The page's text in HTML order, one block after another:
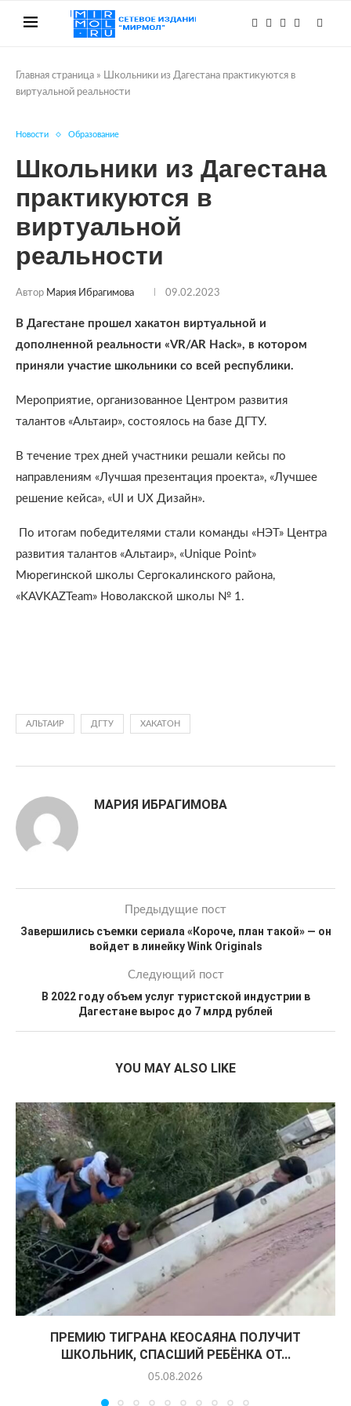
Главная страница » Школьники из Дагестана практикуются в
виртуальной реальности
Новости Образование
Школьники из Дагестана
практикуются в
виртуальной
реальности
Автор Мария Ибрагимова 09.02.2023
В Дагестане прошел хакатон виртуальной и
дополненной реальности «VR/AR Hack», в котором
приняли участие школьники со всей республики.
Мероприятие, организованное Центром развития
талантов «Альтаир», состоялось на базе ДГТУ.
В течение трех дней участники решали кейсы по
направлениям «Лучшая презентация проекта», «Лучшее
решение кейса», «UI и UX Дизайн».
По итогам победителями стали команды «НЭТ» Центра
развития талантов «Альтаир», «Unique Point»
Мюрегинской школы Сергокалинского района,
«KAVKAZTeam» Новолакской школы № 1.
АЛЬТАИР ДГТУ ХАКАТОН
МАРИЯ ИБРАГИМОВА
Предыдущие пост
Завершились съемки сериала «Короче, план такой» — он
войдет в линейку Wink Originals
Следующий пост
В 2022 году объем услуг туристской индустрии в
Дагестане вырос до 7 млрд рублей
YOU MAY ALSO LIKE
ПРЕМИЮ ТИГРАНА КЕОСАЯНА ПОЛУЧИТ
ШКОЛЬНИК, СПАСШИЙ РЕБЁНКА ОТ...
05.08.2026